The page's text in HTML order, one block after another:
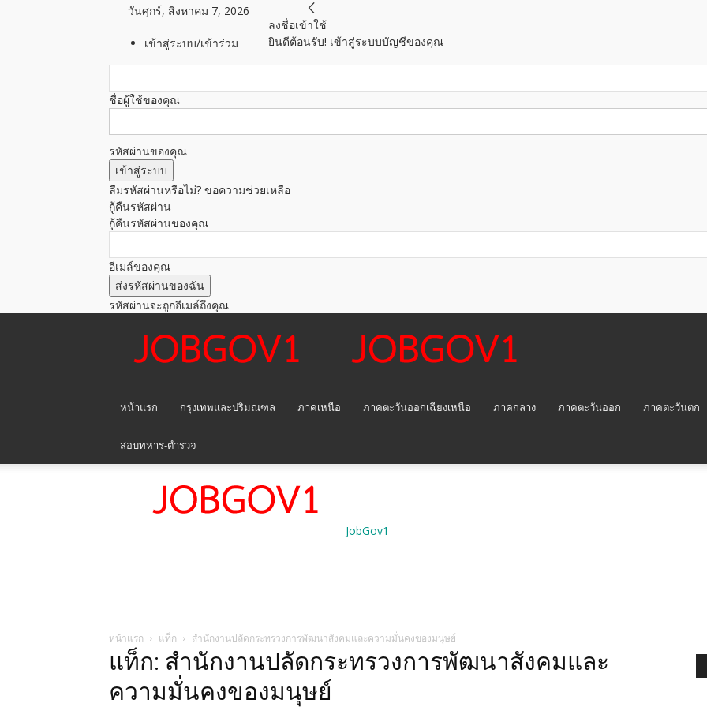
วันศุกร์, สิงหาคม 7, 2026
เข้าสู่ระบบ/เข้าร่วม
ลงชื่อเข้าใช้
ยินดีต้อนรับ! เข้าสู่ระบบบัญชีของคุณ
ชื่อผู้ใช้ของคุณ
รหัสผ่านของคุณ
ลืมรหัสผ่านหรือไม่? ขอความช่วยเหลือ
กู้คืนรหัสผ่าน
กู้คืนรหัสผ่านของคุณ
อีเมล์ของคุณ
รหัสผ่านจะถูกอีเมล์ถึงคุณ
หน้าแรก กรุงเทพและปริมณฑล ภาคเหนือ ภาคตะวันออกเฉียงเหนือ ภาคกลาง ภาคตะวันออก ภาคตะวันตก
สอบทหาร-ตำรวจ
JobGov1
หน้าแรก แท็ก สำนักงานปลัดกระทรวงการพัฒนาสังคมและความมั่นคงของมนุษย์
แท็ก: สำนักงานปลัดกระทรวงการพัฒนาสังคมและ
ความมั่นคงของมนุษย์